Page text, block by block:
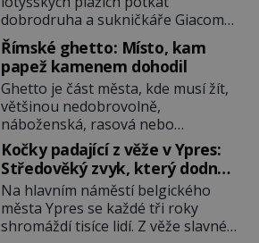
nedokážou Němci – to dokáže
český král. Nebo že by ne?
Mongolové od roku 1223 postupují
podél Kaspického a Azovského
moře, […]
dobrodruha a sukničkáře Giacoma
Casanovu. Jeho cesta k Baltskému
moři však nebyla turistickým
výletem, ale ryze pracovní cestou
se zištnými úmysly. Jaký cíl
Casanova sledoval, když se
například procházel uličkami
lotyšské Rigy? Casanova v Pobaltí
kontaktoval tamní zednářské lóže.
Nebyl v této oblasti žádným
nováčkem, protože do zednářské
[…]
Římské ghetto: Místo, kam
papež kamenem dohodil
Ghetto je část města, kde musí žít,
většinou nedobrovolně,
náboženská, rasová nebo
národnostní menšina obyvatel.
Bohaté historické zkušenosti mají s
takovým životem Židé. Už od
středověku jsou totiž v každou
chvíli nuceni v nějakém žít. Mezi ty
nejslavnější patří i římské ghetto
Kočky padající z věže v Ypres:
Středověký zvyk, který dodnes
budí rozpaky
Na hlavním náměstí belgického
města Ypres se každé tři roky
shromáždí tisíce lidí. Z věže slavné